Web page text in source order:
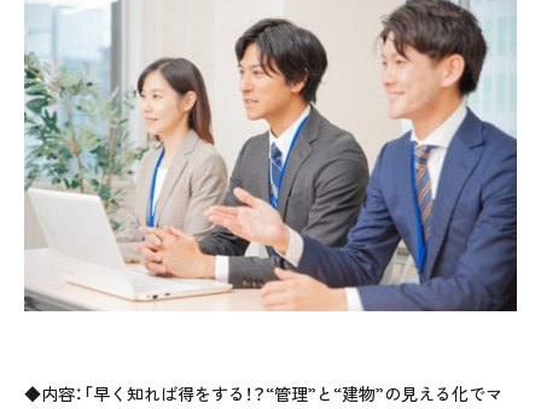
◆内容：「早く知れば得をする！？“管理”と“建物”の見える化でマ